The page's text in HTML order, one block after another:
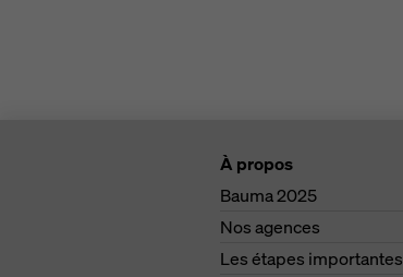
À propos
Bauma 2025
Nos agences
Les étapes importantes